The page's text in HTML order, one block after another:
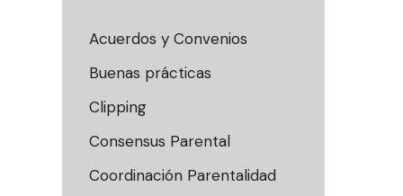
Acuerdos y Convenios
Buenas prácticas
Clipping
Consensus Parental
Coordinación Parentalidad